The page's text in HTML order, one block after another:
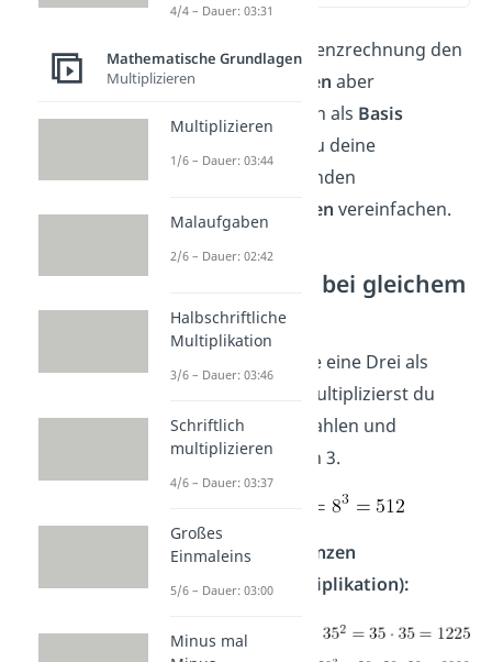
Hast du bei der Potenzrechnung den
gleichen
Exponenten aber
verschiedene Zahlen als Basis
vorliegen, kannst du deine
Potenzen mit folgenden
Exponentialgesetzen vereinfachen.
Multiplikation bei gleichem
Exponenten
beide eine Drei als
Exponent haben, multiplizierst du
zuerst die beiden Zahlen und
rechnest dann hoch 3.
Beispiele fürs Potenzen
vereinfachen (Multiplikation):
4/4 – Dauer: 03:31
Mathematische Grundlagen
Multiplizieren
Multiplizieren
1/6 – Dauer: 03:44
Malaufgaben
2/6 – Dauer: 02:42
Halbschriftliche
Multiplikation
3/6 – Dauer: 03:46
Schriftlich
multiplizieren
4/6 – Dauer: 03:37
Großes
Einmaleins
5/6 – Dauer: 03:00
Minus mal